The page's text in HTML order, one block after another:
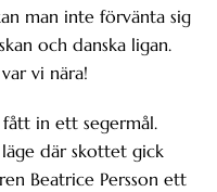
man inte förvänta sig
och danska ligan.
vi nära!
in ett segermål.
där skottet gick
Beatrice Persson ett